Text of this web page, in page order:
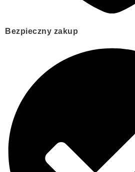
Bezpieczny zakup